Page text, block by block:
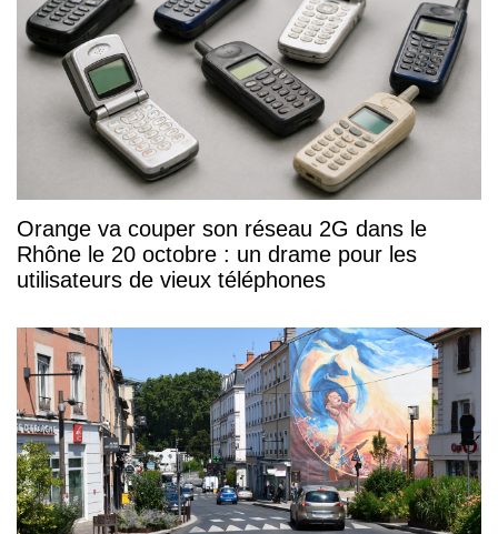
Orange va couper son réseau 2G dans le
Rhône le 20 octobre : un drame pour les
utilisateurs de vieux téléphones